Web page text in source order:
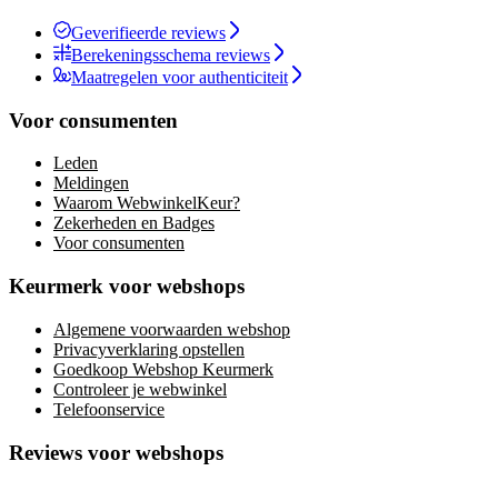
Geverifieerde reviews
Berekeningsschema reviews
Maatregelen voor authenticiteit
Voor consumenten
Leden
Meldingen
Waarom WebwinkelKeur?
Zekerheden en Badges
Voor consumenten
Keurmerk voor webshops
Algemene voorwaarden webshop
Privacyverklaring opstellen
Goedkoop Webshop Keurmerk
Controleer je webwinkel
Telefoonservice
Reviews voor webshops